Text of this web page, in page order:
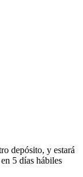
depósito, y estará
5 días hábiles